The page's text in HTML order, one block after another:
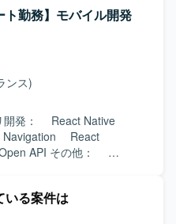
ト勤務】モバイル開発
ンス)
開発： React Native
API その他：
ク)
いる案件は